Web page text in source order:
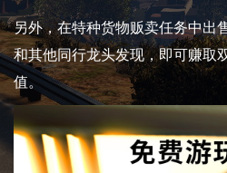
另外，在特种货物贩卖任务中出
和其他同行龙头发现，即可赚取
值。